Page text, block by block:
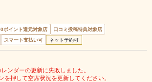
ポイント還元対象店
口コミ投稿特典対象店
スマート支払い可 ネット予約可
レンダーの更新に失敗しました。
を押して空席状況を更新してください。